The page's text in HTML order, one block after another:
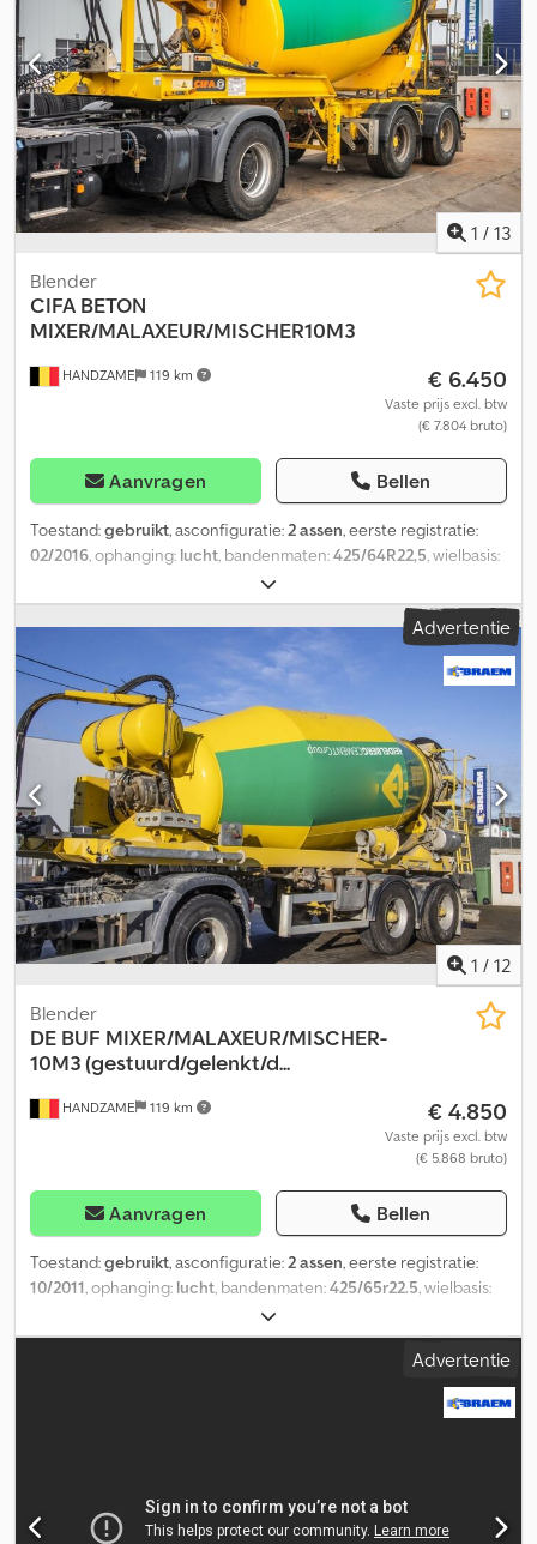
1 / 13
HANDZAME 119 km
Blender
CIFA BETON
MIXER/MALAXEUR/MISCHER10M3
€ 6.450
Vaste prijs excl. btw
(€ 7.804 bruto)
Aanvragen Bellen
Toestand:gebruikt, asconfiguratie:2 assen, eerste registratie:
02/2016, ophanging: lucht, bandenmaten:425/64R22,5, wielbasis:
, Geschikt materiaal: Beton
Dcjdeuczzdepfx Apmok Bandenmaat: 425/64R22,5 Ophanging:
Luchtvering Aandrijving: Wiel Leeggewicht: 8.560 kg
Laadvermogen: 28.440 kg Toegestaan totaalgewicht: 37.000 kg
Opbouwmerk: CIFA
Advertentie
1 / 12
HANDZAME 119 km
Blender
DE BUF MIXER/MALAXEUR/MISCHER-
10M3 (gestuurd/gelenkt/d...
€ 4.850
Vaste prijs excl. btw
(€ 5.868 bruto)
Aanvragen Bellen
Toestand:gebruikt, asconfiguratie:2 assen, eerste registratie:
10/2011, ophanging: lucht, bandenmaten:425/65r22.5, wielbasis:
, Toepasbaar materiaal: Beton
Bandenmaat: 425/65r22.5 Ophanging: Luchtvering Dcodpfx
Ajuczfvjpmjk Achteras 1: Gestuurd Aandrijving: Wiel Leeggewicht:
8.720 kg Laadvermogen: 24.280 kg Max. totaalgewicht: 33.000 kg
Advertentie